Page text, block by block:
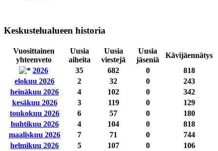
Keskustelualueen historia
Vuosittainen
yhteenveto
Uusia
aiheita
Uusia
viestejä
Uusia
jäseniä
Kävijäennätys
2026
35 682 0
818
elokuu 2026
2 32 0
243
heinäkuu 2026
4 102 0
342
kesäkuu 2026
3 119 0
129
toukokuu 2026
6 57 0
180
huhtikuu 2026
4 104 0
818
maaliskuu 2026
7 71 0
744
helmikuu 2026
5 107 0
106